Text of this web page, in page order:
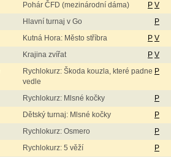
Pohár ČFD (mezinárodní dáma) P V
Hlavní turnaj v Go P
Kutná Hora: Město stříbra P V
Krajina zvířat P V
Rychlokurz: Škoda kouzla, které padne
vedle
P
Rychlokurz: Mlsné kočky P
Dětský turnaj: Mlsné kočky P
Rychlokurz: Osmero P
Rychlokurz: 5 věží P